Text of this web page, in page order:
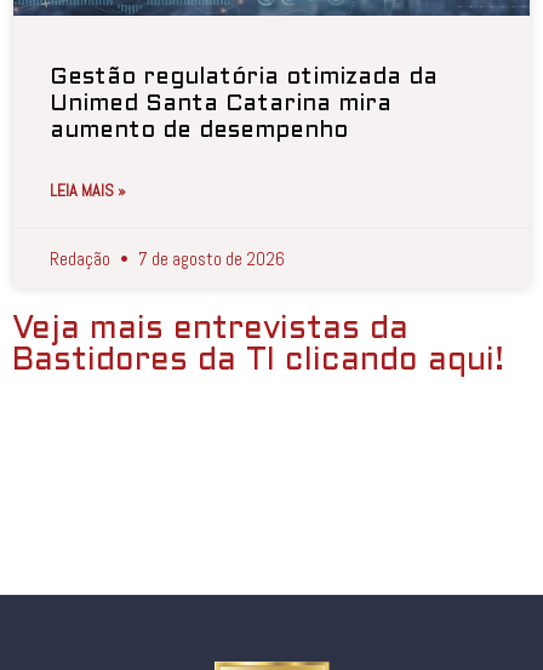
Gestão regulatória otimizada da
Unimed Santa Catarina mira
aumento de desempenho
LEIA MAIS »
Redação 7 de agosto de 2026
Veja mais entrevistas da
Bastidores da TI clicando aqui!